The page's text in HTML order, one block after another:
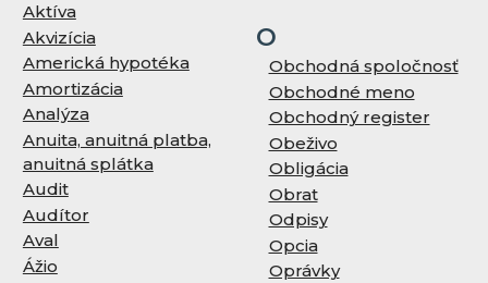
Aktíva
Akvizícia
Americká hypotéka
Amortizácia
Analýza
Anuita, anuitná platba,
anuitná splátka
Audit
Audítor
Aval
Ážio
O
Obchodná spoločnosť
Obchodné meno
Obchodný register
Obeživo
Obligácia
Obrat
Odpisy
Opcia
Oprávky